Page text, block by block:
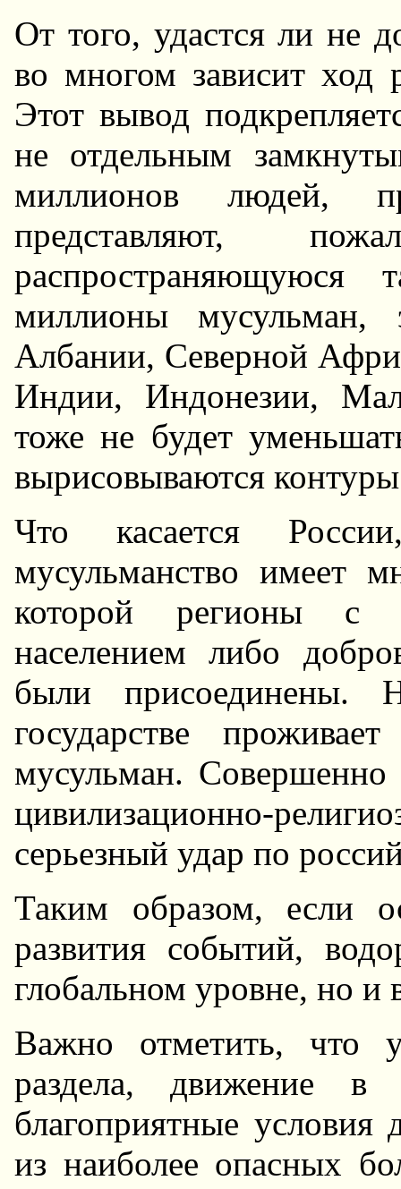
От того, удастся ли не
во многом зависит ход
Этот вывод
не отдельным
миллионов людей,
представляют,
миллионы мусульман,
Албании, Северной
Индии, Индонезии,
тоже не будет
вырисовываются
Что касается
мусульманство имеет
которой регионы с
населением либо
были присоединены.
государстве
мусульман. Совершенно
цивилизационно-
серьезный удар по
Таким образом, если
развития событий,
глобальном уровне, но и
Важно отметить, что
раздела, движение в
благоприятные условия
из наиболее опасных